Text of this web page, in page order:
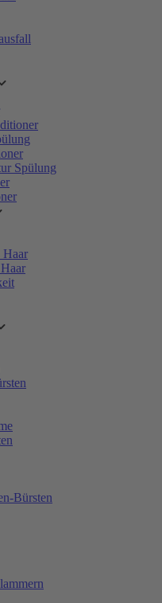
Spülung
Haar
Bürsten